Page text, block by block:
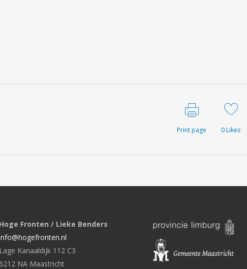
Print page 0Likes
Hoge Fronten / Lieke Benders
Lage Kanaaldijk 112 C3
6212 NA Maastricht